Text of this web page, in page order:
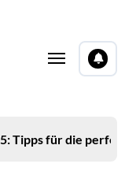
Aktuelle